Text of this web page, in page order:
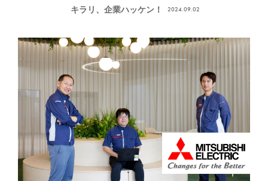
術総合研究所】
キラリ、企業ハッケン！ 2024.09.02